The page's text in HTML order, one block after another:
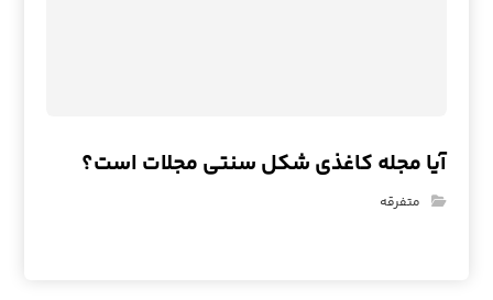
آیا مجله کاغذی شکل سنتی مجلات است؟
متفرقه